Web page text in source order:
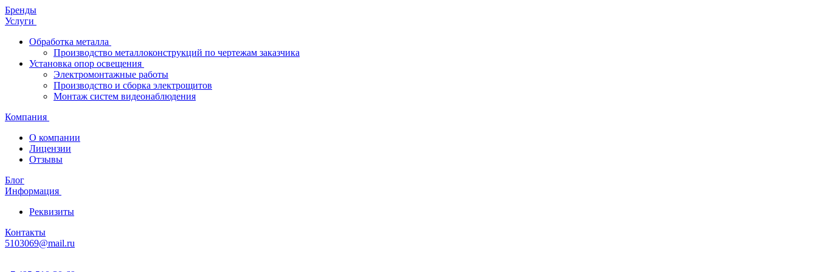
Бренды
Услуги
Обработка металла
Производство металлоконструкций по чертежам заказчика
Установка опор освещения
Электромонтажные работы
Производство и сборка электрощитов
Монтаж систем видеонаблюдения
Компания
О компании
Лицензии
Отзывы
Блог
Информация
Реквизиты
Контакты
5103069@mail.ru